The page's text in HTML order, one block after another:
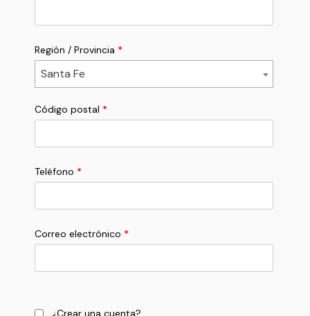
Región / Provincia *
Santa Fe
Código postal *
Teléfono *
Correo electrónico *
¿Crear una cuenta?